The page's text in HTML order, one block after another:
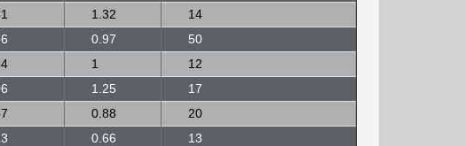
1.32
14
0.97
50
1
12
1.25
17
0.88
20
0.66
13